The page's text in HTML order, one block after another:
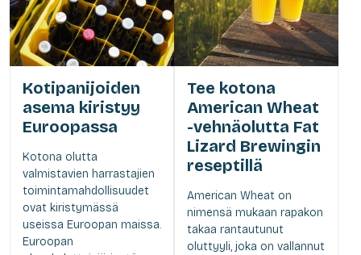
Kotipanijoiden
asema kiristyy
Euroopassa
Kotona olutta
valmistavien harrastajien
toimintamahdollisuudet
ovat kiristymässä
useissa Euroopan maissa.
Euroopan
Tee kotona
American Wheat
-vehnäolutta Fat
Lizard Brewingin
reseptillä
American Wheat on
nimensä mukaan rapakon
takaa rantautunut
oluttyyli, joka on vallannut